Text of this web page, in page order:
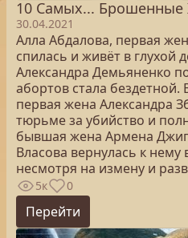
10 Самых... Брошенные
30.04.2021
Алла Абдалова, первая
спилась и живёт в глухой
Александра Демьяненко
абортов стала
первая жена Александра
тюрьме за убийство и
бывшая жена Армена
Власова вернулась к нему
несмотря на измену и
5к 0
Перейти